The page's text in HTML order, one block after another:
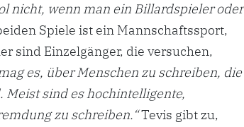
nicht, wenn man ein Billardspieler oder
Spiele ist ein Mannschaftssport,
sind Einzelgänger, die versuchen,
es, über Menschen zu schreiben, die
Meist sind es hochintelligente,
zu schreiben.“Tevis gibt zu,